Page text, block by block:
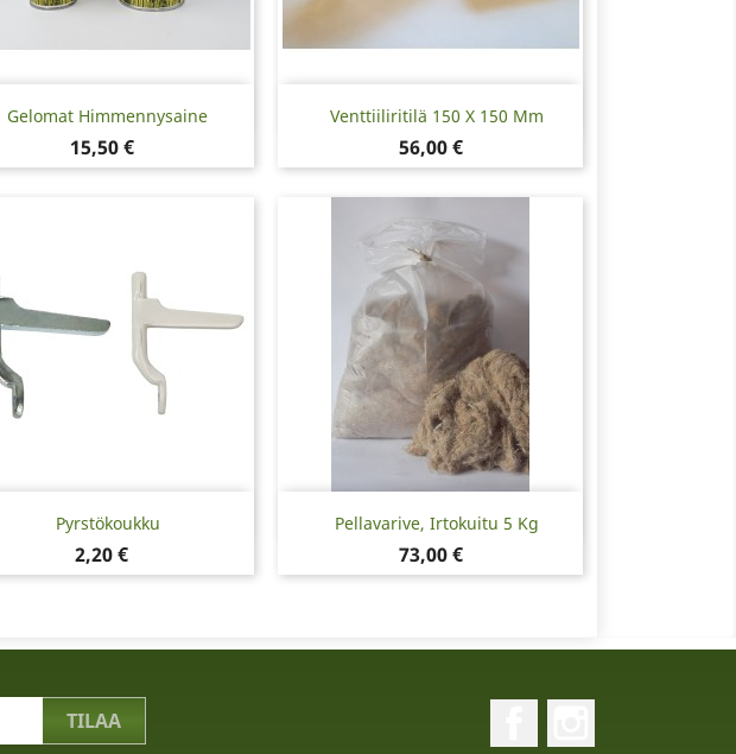
Gelomat Himmennysaine
Hinta
15,50 €
Pikakatselu Venttiiliritilä 150 X 150 Mm
Hinta
56,00 €
Pikakatselu
Pyrstökoukku
Hinta
2,20 €
Pikakatselu Pellavarive, Irtokuitu 5 Kg
Hinta
73,00 €
Pikakatselu